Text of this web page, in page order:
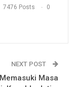
7476 Posts 0
NEXT POST
Memasuki Masa